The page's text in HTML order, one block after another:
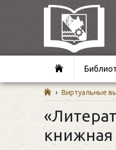
› Виртуальные
книжная